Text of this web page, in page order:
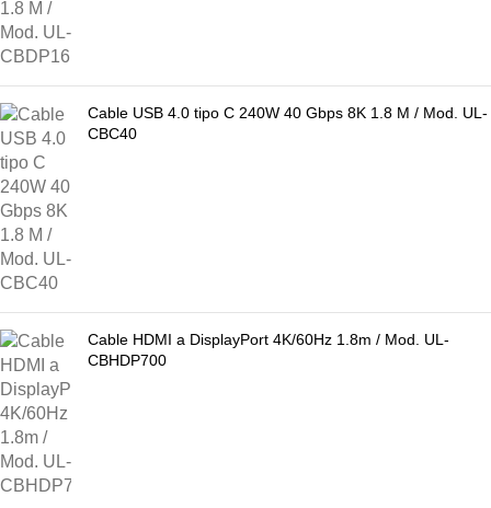
Cable USB 4.0 tipo C 240W 40 Gbps 8K 1.8 M / Mod. UL-
CBC40
Cable HDMI a DisplayPort 4K/60Hz 1.8m / Mod. UL-
CBHDP700